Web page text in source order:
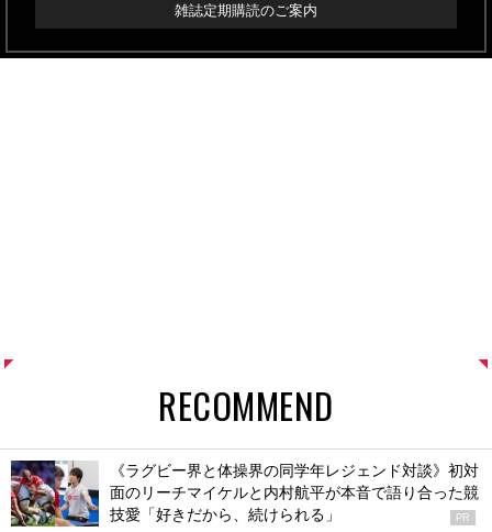
雑誌定期購読のご案内
RECOMMEND
《ラグビー界と体操界の同学年レジェンド対談》初対
面のリーチマイケルと内村航平が本音で語り合った競
技愛「好きだから、続けられる」
PR